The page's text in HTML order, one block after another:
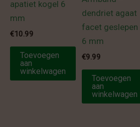
apatiet kogel 6
mm
€10.99
Toevoegen
aan
winkelwagen
dendriet agaat
facet geslepen
6 mm
€9.99
Toevoegen
aan
winkelwagen